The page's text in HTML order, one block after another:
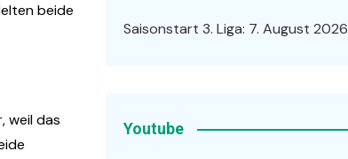
beide
weil das
Saisonstart 3. Liga: 7. August 2026
Youtube